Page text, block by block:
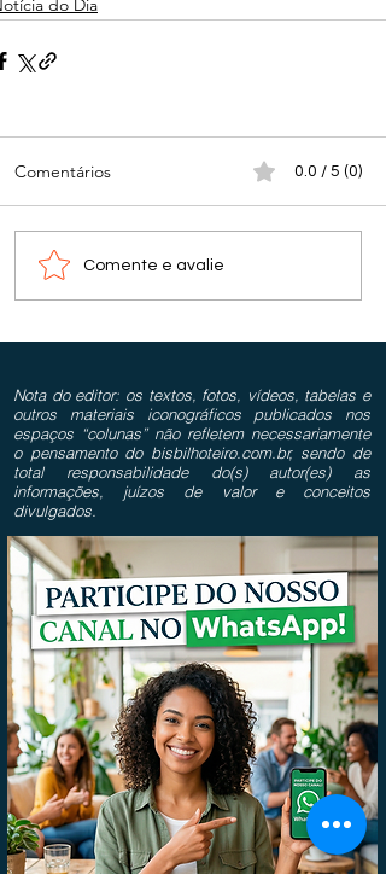
do Dia
Comentários 0.0 / 5 (0)
Comente e avalie
Nota do editor: os textos, fotos, vídeos, tabelas e
outros materiais iconográficos publicados nos
espaços “colunas” não refletem necessariamente
o pensamento do bisbilhoteiro.com.br, sendo de
total responsabilidade do(s) autor(es) as
informações, juízos de valor e conceitos
divulgados.